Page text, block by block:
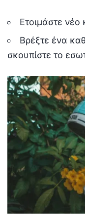
Ετοιμάστε νέο
Βρέξτε ένα
σκουπίστε το